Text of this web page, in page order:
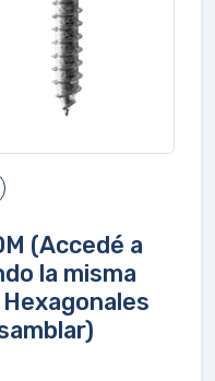
(Accedé a
la misma